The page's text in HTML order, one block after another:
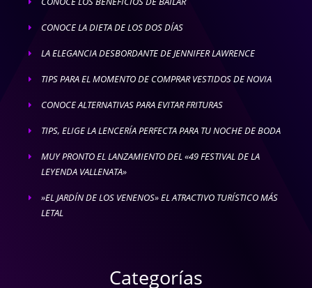
E CONOCE LA DIETA DE LOS DOS DÍAS
E LA ELEGANCIA DESBORDANTE DE JENNIFER LAWRENCE
E TIPS PARA EL MOMENTO DE COMPRAR VESTIDOS DE NOVIA
E CONOCE ALTERNATIVAS PARA EVITAR FRITURAS
E TIPS, ELIGE LA LENCERÍA PERFECTA PARA TU NOCHE DE BODA
E
MUY PRONTO EL LANZAMIENTO DEL «49 FESTIVAL DE LA
LEYENDA VALLENATA»
E
»EL JARDÍN DE LOS VENENOS» EL ATRACTIVO TURÍSTICO MÁS
LETAL
Categorías